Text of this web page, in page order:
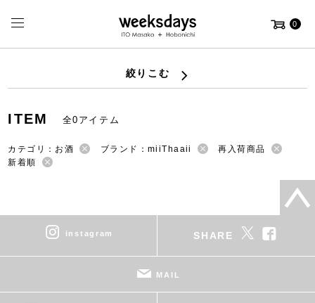
0
絞りこむ
ITEM 全0アイテム
カテゴリ：お酒 ブランド：miiThaaii
再入荷商品
新着順
instagram SHARE
MAIL